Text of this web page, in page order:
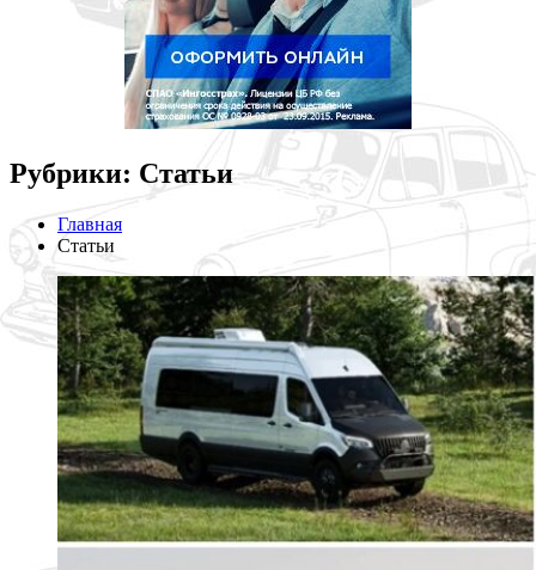
Рубрики: Статьи
Главная
Статьи